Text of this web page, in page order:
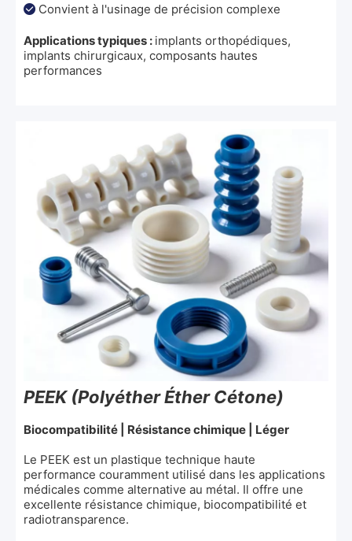
 Convient à l'usinage de précision complexe
Applications typiques : implants orthopédiques,
implants chirurgicaux, composants hautes
performances
PEEK (Polyéther Éther Cétone)
Biocompatibilité | Résistance chimique | Léger
Le PEEK est un plastique technique haute
performance couramment utilisé dans les applications
médicales comme alternative au métal. Il offre une
excellente résistance chimique, biocompatibilité et
radiotransparence.